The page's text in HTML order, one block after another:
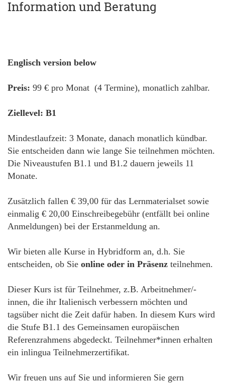
Information und Beratung
Englisch version below
Preis: 99 € pro Monat (4 Termine), monatlich zahlbar.
Ziellevel: B1
Mindestlaufzeit: 3 Monate, danach monatlich kündbar.
Sie entscheiden dann wie lange Sie teilnehmen möchten.
Die Niveaustufen B1.1 und B1.2 dauern jeweils 11
Monate.
Zusätzlich fallen € 39,00 für das Lernmaterialset sowie
einmalig € 20,00 Einschreibegebühr (entfällt bei online
Anmeldungen) bei der Erstanmeldung an.
Wir bieten alle Kurse in Hybridform an, d.h. Sie
entscheiden, ob Sie online oder in Präsenz teilnehmen.
Dieser Kurs ist für Teilnehmer, z.B. Arbeitnehmer/-
innen, die ihr Italienisch verbessern möchten und
tagsüber nicht die Zeit dafür haben. In diesem Kurs wird
die Stufe B1.1 des Gemeinsamen europäischen
Referenzrahmens abgedeckt. Teilnehmer*innen erhalten
ein inlingua Teilnehmerzertifikat.
Wir freuen uns auf Sie und informieren Sie gern